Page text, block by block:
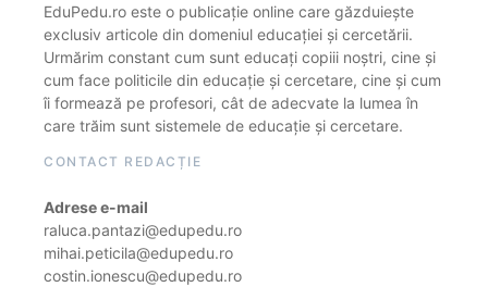
EduPedu.ro este o publicație online care găzduiește
exclusiv articole din domeniul educației și cercetării.
Urmărim constant cum sunt educați copiii noștri, cine și
cum face politicile din educație și cercetare, cine și cum
îi formează pe profesori, cât de adecvate la lumea în
care trăim sunt sistemele de educație și cercetare.
CONTACT REDACȚIE
Adrese e-mail
raluca.pantazi@edupedu.ro
mihai.peticila@edupedu.ro
costin.ionescu@edupedu.ro